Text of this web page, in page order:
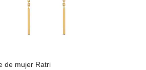
de mujer Ratri